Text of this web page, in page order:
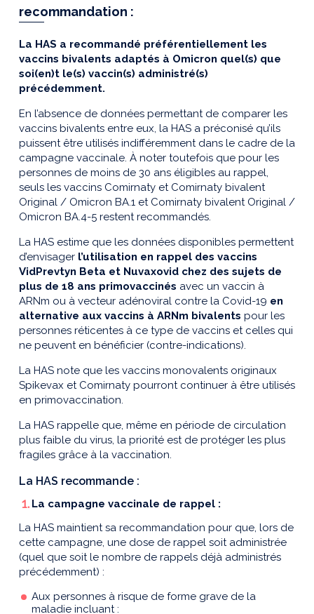
recommandation :
La HAS a recommandé préférentiellement les
vaccins bivalents adaptés à Omicron quel(s) que
soi(en)t le(s) vaccin(s) administré(s)
précédemment.
En l’absence de données permettant de comparer les
vaccins bivalents entre eux, la HAS a préconisé qu’ils
puissent être utilisés indifféremment dans le cadre de la
campagne vaccinale. À noter toutefois que pour les
personnes de moins de 30 ans éligibles au rappel,
seuls les vaccins Comirnaty et Comirnaty bivalent
Original / Omicron BA.1 et Comirnaty bivalent Original /
Omicron BA.4-5 restent recommandés.
La HAS estime que les données disponibles permettent
d’envisager l’utilisation en rappel des vaccins
VidPrevtyn Beta et Nuvaxovid chez des sujets de
plus de 18 ans primovaccinés avec un vaccin à
ARNm ou à vecteur adénoviral contre la Covid-19 en
alternative aux vaccins à ARNm bivalents pour les
personnes réticentes à ce type de vaccins et celles qui
ne peuvent en bénéficier (contre-indications).
La HAS note que les vaccins monovalents originaux
Spikevax et Comirnaty pourront continuer à être utilisés
en primovaccination.
La HAS rappelle que, même en période de circulation
plus faible du virus, la priorité est de protéger les plus
fragiles grâce à la vaccination.
La HAS recommande :
La campagne vaccinale de rappel :
La HAS maintient sa recommandation pour que, lors de
cette campagne, une dose de rappel soit administrée
(quel que soit le nombre de rappels déjà administrés
précédemment) :
Aux personnes à risque de forme grave de la
maladie incluant :